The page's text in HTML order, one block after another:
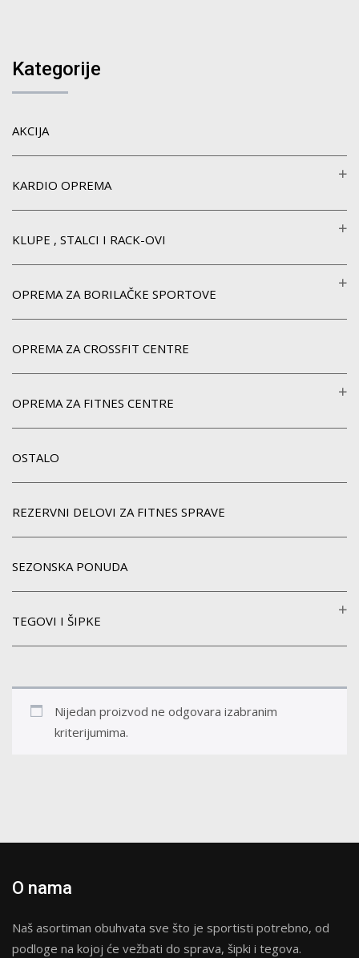
Kategorije
AKCIJA
KARDIO OPREMA
KLUPE , STALCI I RACK-OVI
OPREMA ZA BORILAČKE SPORTOVE
OPREMA ZA CROSSFIT CENTRE
OPREMA ZA FITNES CENTRE
OSTALO
REZERVNI DELOVI ZA FITNES SPRAVE
SEZONSKA PONUDA
TEGOVI I ŠIPKE
Nijedan proizvod ne odgovara izabranim
kriterijumima.
O nama
Naš asortiman obuhvata sve što je sportisti potrebno, od
podloge na kojoj će vežbati do sprava, šipki i tegova.